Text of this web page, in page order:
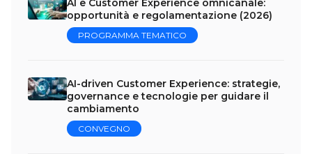
AI e Customer Experience omnicanale:
opportunità e regolamentazione (2026)
PROGRAMMA TEMATICO
AI-driven Customer Experience: strategie,
governance e tecnologie per guidare il
cambiamento
CONVEGNO